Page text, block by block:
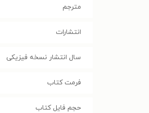
مترجم
انتشارات
سال انتشار نسخه فیزیکی
فرمت کتاب
حجم فایل کتاب